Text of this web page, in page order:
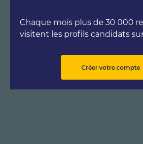
Chaque mois plus de 30 000
visitent les profils candidats
Créer votre compte